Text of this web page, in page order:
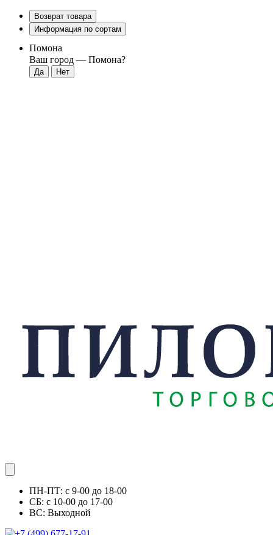
Возврат товара
Информация по сортам
Помона
Ваш город — Помона?
ПН-ПТ: с 9-00 до 18-00
СБ: с 10-00 до 17-00
ВС: Выходной